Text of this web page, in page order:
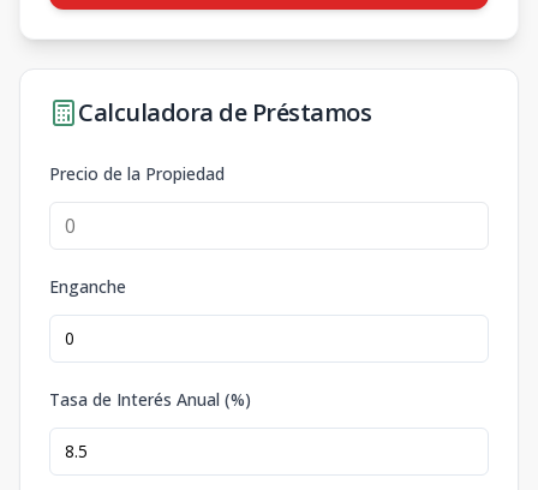
Calculadora de Préstamos
Precio de la Propiedad
Enganche
Tasa de Interés Anual (%)